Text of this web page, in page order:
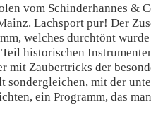
vom Schinderhannes &
Lachsport pur! Der
welches durchtönt
historischen
mit Zaubertricks der
sondergleichen, mit der
ein Programm, das